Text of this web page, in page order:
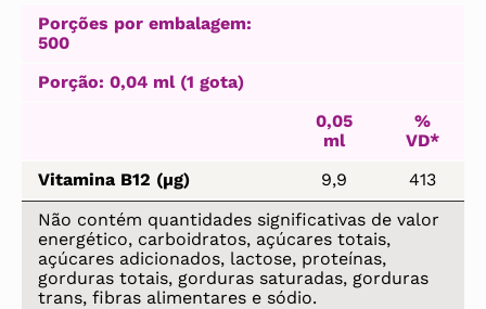
Porções por embalagem:
500
Porção: 0,04 ml (1 gota)
0,05
ml
%
VD*
Vitamina B12 (µg)
9,9
413
Não contém quantidades significativas de valor
energético, carboidratos, açúcares totais,
açúcares adicionados, lactose, proteínas,
gorduras totais, gorduras saturadas, gorduras
trans, fibras alimentares e sódio.